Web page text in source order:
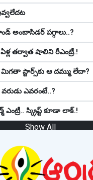
అంబాసిడర్ పగ్గాలు..?
తర్వాత షాలిని రీఎంట్రీ.!
స్టార్స్‌కు ఆ ద‌మ్ము లేదా?
ఎవరంటే..?
స్క్రిప్ట్ కూడా లాక్.!
Show All